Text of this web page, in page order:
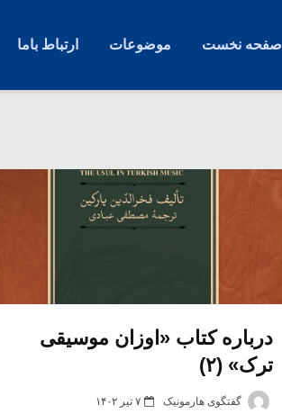
صفحه نخست موضوعات ارتباط باما
درباره کتاب «اوزان موسیقی
ترک» (۲)
گفتگوی هارمونیک ۷ تیر ۱۴۰۲